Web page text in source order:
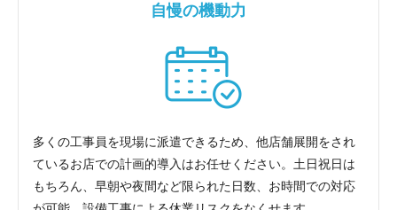
自慢の機動力
多くの工事員を現場に派遣できるため、他店舗展開をされ
ているお店での計画的導入はお任せください。土日祝日は
もちろん、早朝や夜間など限られた日数、お時間での対応